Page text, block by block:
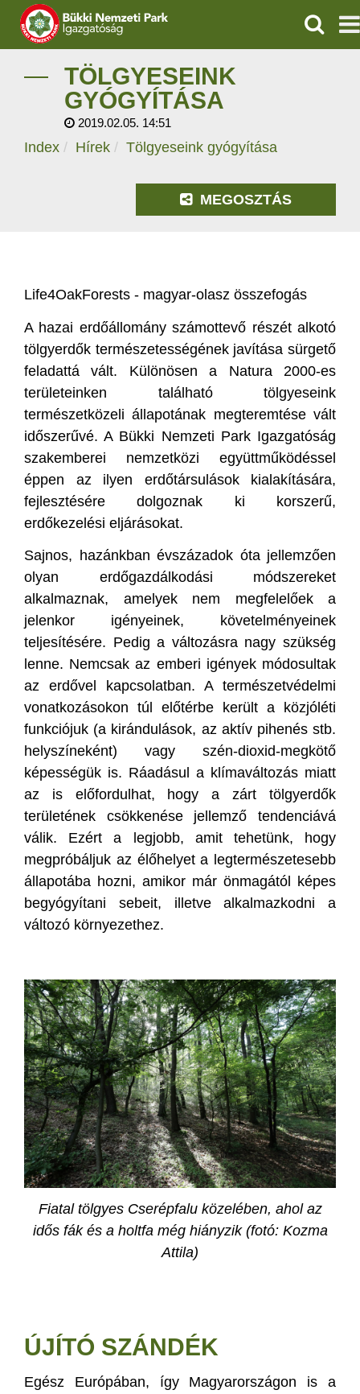
IGAZGATÓSÁG
TERMÉSZETVÉDELEM
VÍZVÉDELEM
TÖLGYESEINK
GYÓGYÍTÁSA
2019.02.05. 14:51
Index Hírek Tölgyeseink gyógyítása
MEGOSZTÁS
Life4OakForests - magyar-olasz összefogás
A hazai erdőállomány számottevő részét alkotó
tölgyerdők természetességének javítása sürgető
feladattá vált. Különösen a Natura 2000-es
területeinken található tölgyeseink
természetközeli állapotának megteremtése vált
időszerűvé. A Bükki Nemzeti Park Igazgatóság
szakemberei nemzetközi együttműködéssel
éppen az ilyen erdőtársulások kialakítására,
fejlesztésére dolgoznak ki korszerű,
erdőkezelési eljárásokat.
Sajnos, hazánkban évszázadok óta jellemzően
olyan erdőgazdálkodási módszereket
alkalmaznak, amelyek nem megfelelőek a
jelenkor igényeinek, követelményeinek
teljesítésére. Pedig a változásra nagy szükség
lenne. Nemcsak az emberi igények módosultak
az erdővel kapcsolatban. A természetvédelmi
vonatkozásokon túl előtérbe került a közjóléti
funkciójuk (a kirándulások, az aktív pihenés stb.
helyszíneként) vagy szén-dioxid-megkötő
képességük is. Ráadásul a klímaváltozás miatt
az is előfordulhat, hogy a zárt tölgyerdők
területének csökkenése jellemző tendenciává
válik. Ezért a legjobb, amit tehetünk, hogy
megpróbáljuk az élőhelyet a legtermészetesebb
állapotába hozni, amikor már önmagától képes
begyógyítani sebeit, illetve alkalmazkodni a
változó környezethez.
Fiatal tölgyes Cserépfalu közelében, ahol az
idős fák és a holtfa még hiányzik (fotó: Kozma
Attila)
ÚJÍTÓ SZÁNDÉK
Egész Európában, így Magyarországon is a